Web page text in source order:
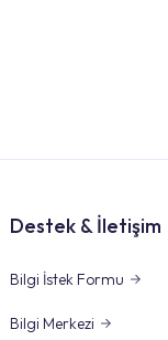
Destek & İletişim
Bilgi İstek Formu
Bilgi Merkezi